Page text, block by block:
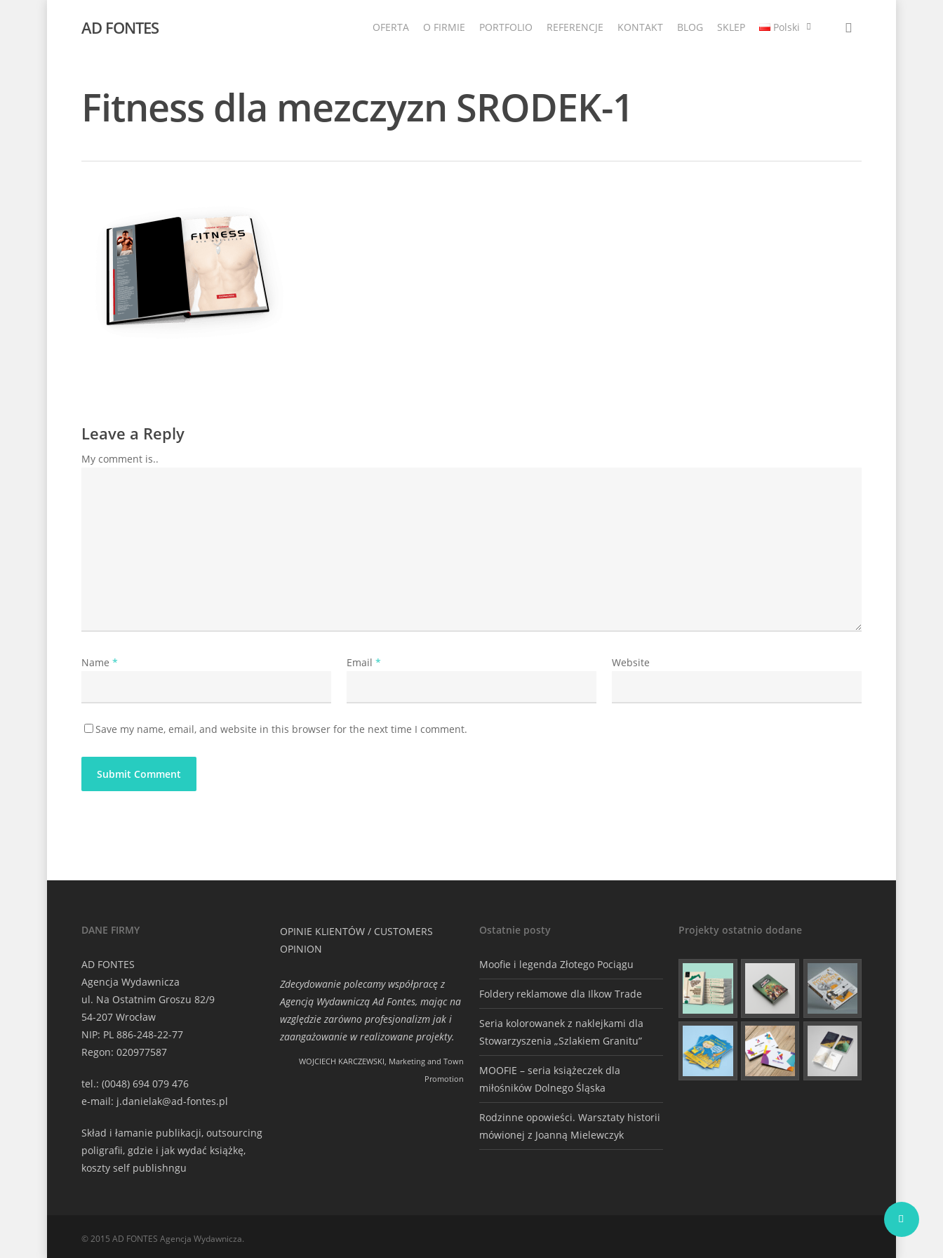
AD FONTES OFERTA O FIRMIE PORTFOLIO REFERENCJE KONTAKT BLOG SKLEP Polski
Fitness dla mezczyzn SRODEK-1
Leave a Reply
My comment is..
Name * Email * Website
Save my name, email, and website in this browser for the next time I comment.
DANE FIRMY
AD FONTES
Agencja Wydawnicza
ul. Na Ostatnim Groszu 82/9
54-207 Wrocław
NIP: PL 886-248-22-77
Regon: 020977587
tel.: (0048) 694 079 476
e-mail: j.danielak@ad-fontes.pl
Skład i łamanie publikacji, outsourcing
poligrafii, gdzie i jak wydać książkę,
koszty self publishngu
OPINIE KLIENTÓW / CUSTOMERS
OPINION
Zdecydowanie polecamy współpracę z
Agencją Wydawniczą Ad Fontes, mając na
względzie zarówno profesjonalizm jak i
zaangażowanie w realizowane projekty.
WOJCIECH KARCZEWSKI, Marketing and Town
Promotion
Ostatnie posty
Moofie i legenda Złotego Pociągu
Foldery reklamowe dla Ilkow Trade
Seria kolorowanek z naklejkami dla
Stowarzyszenia „Szlakiem Granitu”
MOOFIE – seria książeczek dla
miłośników Dolnego Śląska
Rodzinne opowieści. Warsztaty historii
mówionej z Joanną Mielewczyk
Projekty ostatnio dodane
© 2015 AD FONTES Agencja Wydawnicza.